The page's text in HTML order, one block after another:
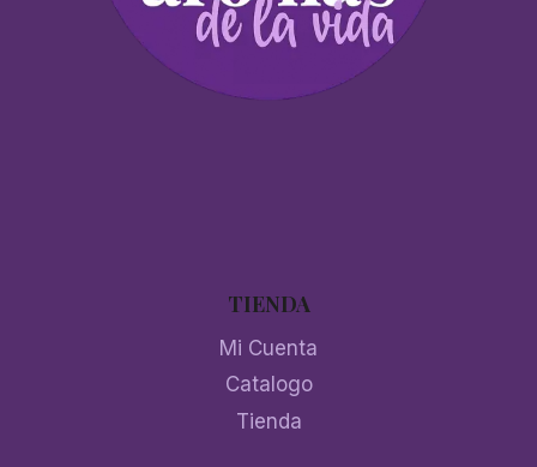
TIENDA
Mi Cuenta
Catalogo
Tienda